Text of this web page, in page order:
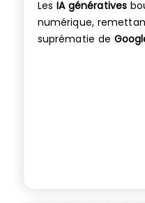
Les IA génératives
numérique,
suprématie de